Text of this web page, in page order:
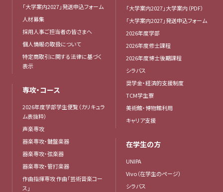
「大学案内2027」発送申込フォーム
人材募集
採用人事ご担当者の皆さまへ
個人情報の取扱について
特定商取引に関する法律に基づく
表示
専攻・コース
2026年度学部学生便覧（カリキュラ
ム表抜粋）
声楽専攻
器楽専攻・鍵盤楽器
器楽専攻・弦楽器
器楽専攻・管打楽器
作曲指揮専攻 作曲「芸術音楽コー
ス」
「大学案内2027」大学案内（PDF）
「大学案内2027」発送申込フォーム
2026年度学部
2026年度修士課程
2026年度博士後期課程
シラバス
奨学金・経済的支援制度
TCM学生寮
美術館・博物館利用
キャリア支援
在学生の方
UNIPA
Vivo（在学生のページ）
シラバス